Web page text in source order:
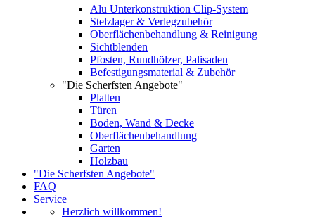
Alu Unterkonstruktion Clip-System
Stelzlager & Verlegzubehör
Oberflächenbehandlung & Reinigung
Sichtblenden
Pfosten, Rundhölzer, Palisaden
Befestigungsmaterial & Zubehör
"Die Scherfsten Angebote"
Platten
Türen
Boden, Wand & Decke
Oberflächenbehandlung
Garten
Holzbau
"Die Scherfsten Angebote"
FAQ
Service
Herzlich willkommen!